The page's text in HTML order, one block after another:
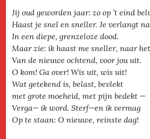
Jij oud geworden jaar: zo op ’t eind
Haast je snel en sneller. Je verlangt
In een diepe, grenzeloze dood.
Maar zie: ik haast me sneller, naar
Van de nieuwe ochtend, voor jou uit.
O kom! Ga over! Wis uit, wis uit!
Wat getekend is, belast, bevlekt
met grote moeheid, met pijn bedekt —
Verga— ik word. Sterf—en ik vermag
Op te staan: O nieuwe, reinste dag!